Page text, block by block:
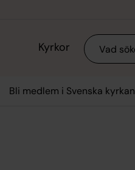
Kyrkor Sök
Bli medlem i Svenska kyrkan